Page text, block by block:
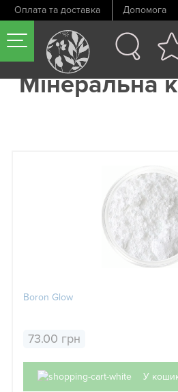
Оплата та доставка Допомога
Мінеральна
Boron Glow
73.00 грн
У